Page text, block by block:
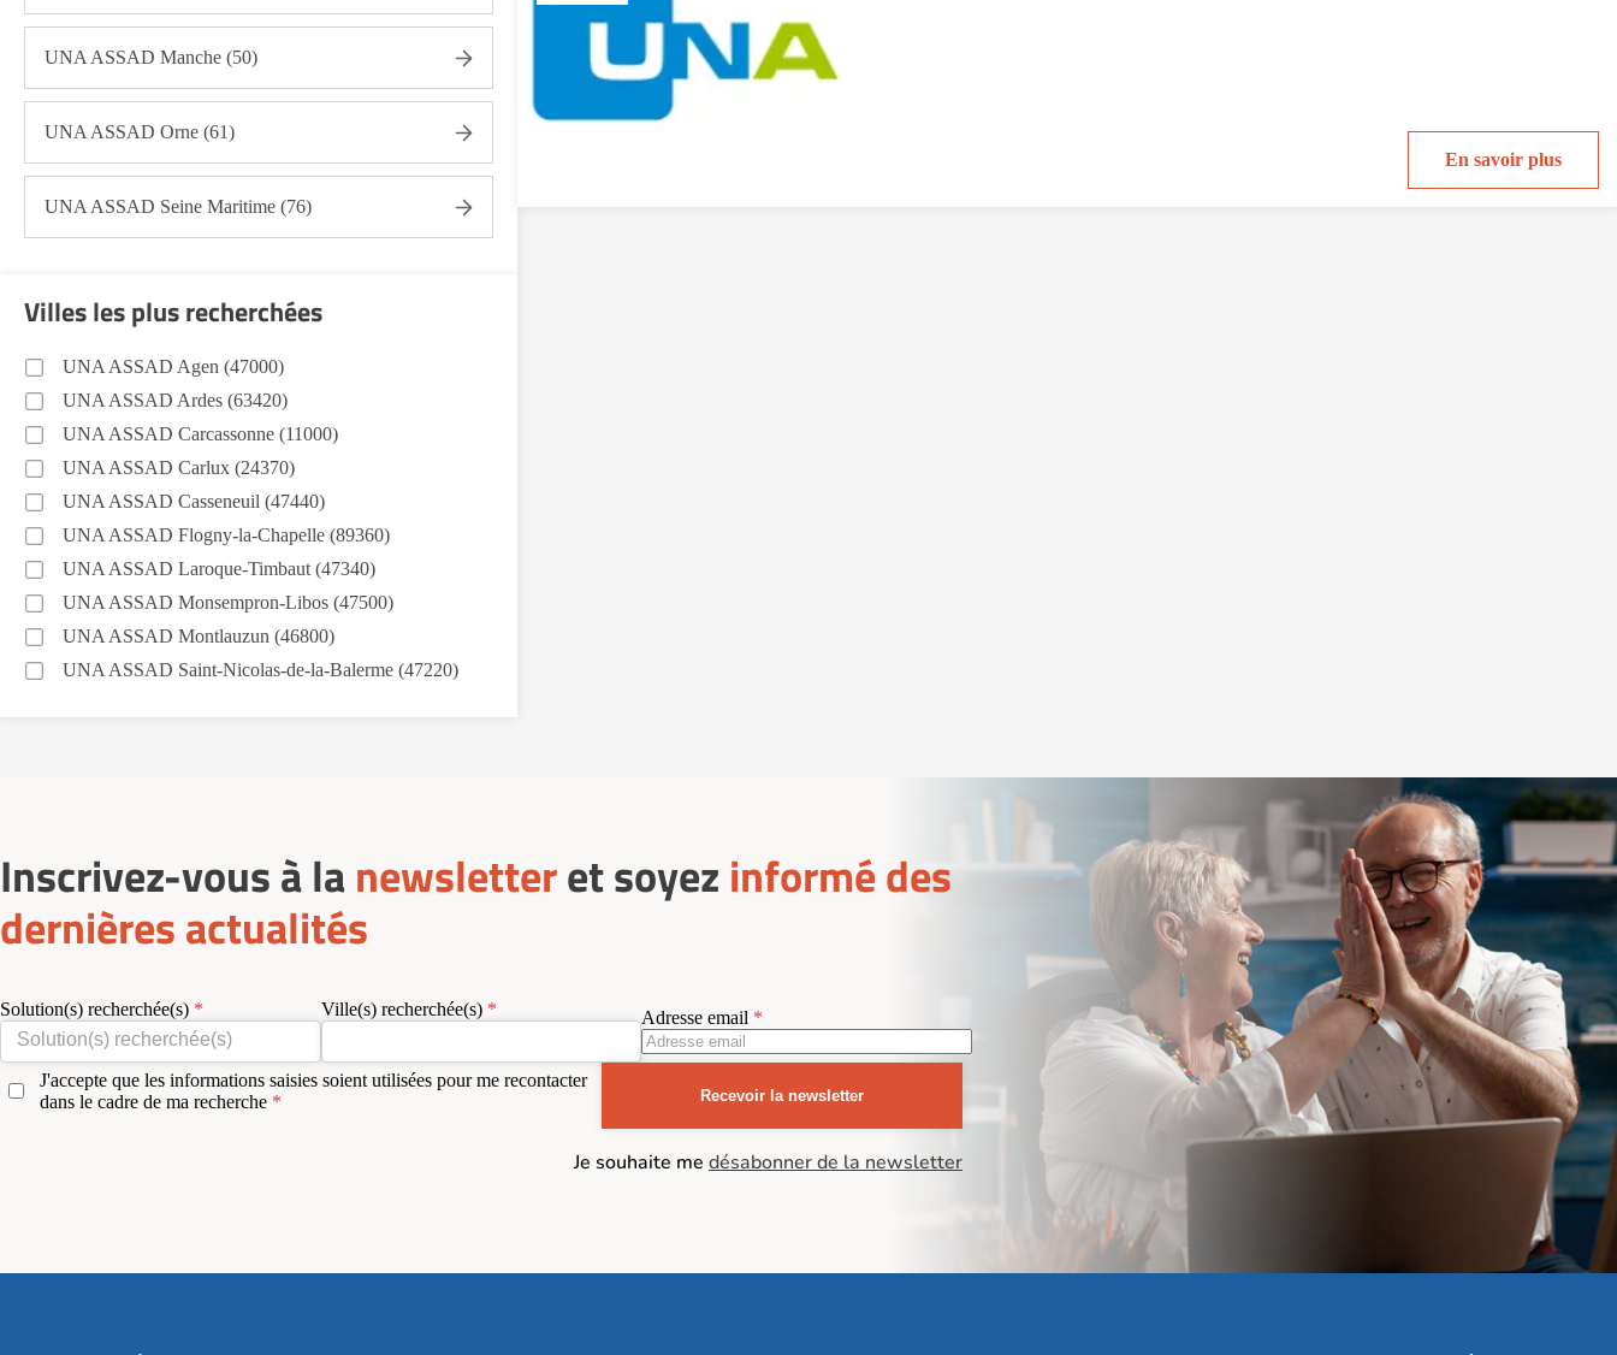
En savoir plus
UNA ASSAD Manche (50)
UNA ASSAD Orne (61)
UNA ASSAD Seine Maritime (76)
Villes les plus recherchées
UNA ASSAD Agen (47000)
UNA ASSAD Ardes (63420)
UNA ASSAD Carcassonne (11000)
UNA ASSAD Carlux (24370)
UNA ASSAD Casseneuil (47440)
UNA ASSAD Flogny-la-Chapelle (89360)
UNA ASSAD Laroque-Timbaut (47340)
UNA ASSAD Monsempron-Libos (47500)
UNA ASSAD Montlauzun (46800)
UNA ASSAD Saint-Nicolas-de-la-Balerme (47220)
Inscrivez-vous à lanewsletteret soyez informé des
dernières actualités
Solution(s) recherchée(s) Ville(s) recherchée(s) Adresse email
J'accepte que les informations saisies soient utilisées pour me recontacter
dans le cadre de ma recherche
Recevoir la newsletter
Je souhaite me désabonner de la newsletter